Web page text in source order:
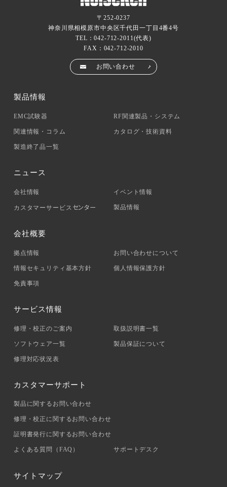
〒252-0237
神奈川県相模原市中央区千代田一丁目4番4号
TEL：042-712-2011(代表)
FAX：042-712-2010
お問い合わせ
製品情報
EMC試験器 RF関連製品・システム
関連情報・コラム カタログ・技術資料
製造終了品一覧
ニュース
会社情報 イベント情報
カスタマーサービス センター 製品情報
会社概要
拠点情報 お問い合わせについて
情報セキュリティ基本方針 個人情報保護方針
免責事項
サービス情報
修理・校正のご案内 取扱説明書一覧
ソフトウェア一覧 製品保証について
修理対応状況表
カスタマーサポート
製品に関するお問い合わせ
修理・校正に関するお問い合わせ
証明書発行に関するお問い合わせ
よくある質問（FAQ） サポートデスク
サイトマップ